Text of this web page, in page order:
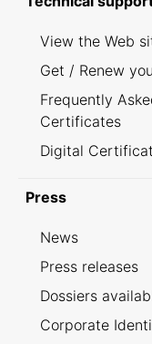
View the Web
Get / Renew
Frequently
Certificates
Digital
Press
News
Press releases
Dossiers
Corporate